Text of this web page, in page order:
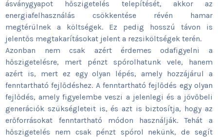
ásványgyapot hőszigetelés telepítését, akkor az
energiafelhasználás csökkentése révén hamar
megtérülnek a költségek. Ez pedig hosszú távon is
jelentős megtakarításokat jelent a rezsiköltségek terén.
Azonban nem csak azért érdemes odafigyelni a
hőszigetelésre, mert pénzt spórolhatunk vele, hanem
azért is, mert ez egy olyan lépés, amely hozzájárul a
fenntartható fejlődéshez. A fenntartható fejlődés egy olyan
fejlődés, amely figyelembe veszi a jelenlegi és a jövőbeli
generációk szükségleteit is, és azt is biztosítja, hogy az
erőforrásokat fenntartható módon használják. Tehát a
hőszigetelés nem csak pénzt spórol nekünk, de segít